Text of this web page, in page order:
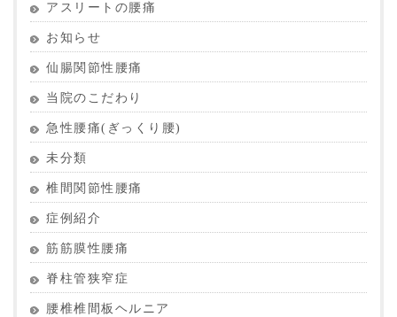
アスリートの腰痛
お知らせ
仙腸関節性腰痛
当院のこだわり
急性腰痛(ぎっくり腰)
未分類
椎間関節性腰痛
症例紹介
筋筋膜性腰痛
脊柱管狭窄症
腰椎椎間板ヘルニア